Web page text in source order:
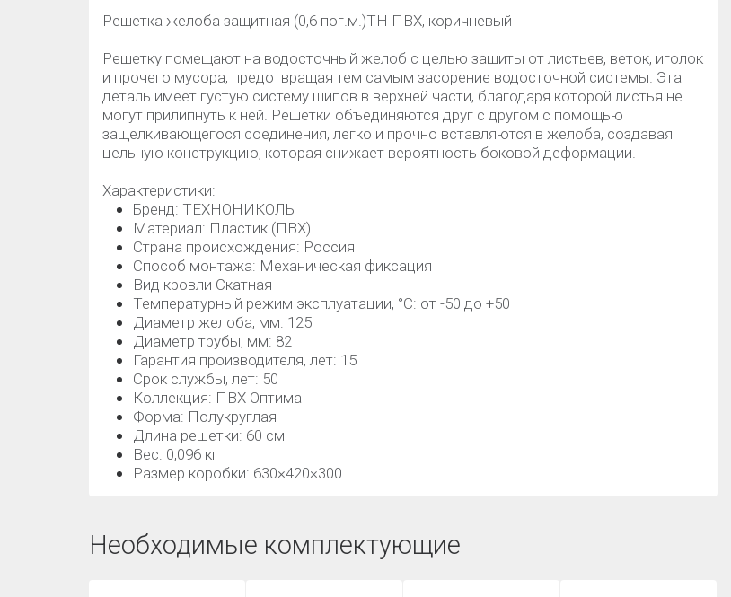
Решетка желоба защитная (0,6 пог.м.)ТН ПВХ, коричневый
Решетку помещают на водосточный желоб с целью защиты от листьев, веток, иголок
и прочего мусора, предотвращая тем самым засорение водосточной системы. Эта
деталь имеет густую систему шипов в верхней части, благодаря которой листья не
могут прилипнуть к ней. Решетки объединяются друг с другом с помощью
защелкивающегося соединения, легко и прочно вставляются в желоба, создавая
цельную конструкцию, которая снижает вероятность боковой деформации.
Характеристики:
Бренд: ТЕХНОНИКОЛЬ
Материал: Пластик (ПВХ)
Страна происхождения: Россия
Способ монтажа: Механическая фиксация
Вид кровли Скатная
Температурный режим эксплуатации, °C: от -50 до +50
Диаметр желоба, мм: 125
Диаметр трубы, мм: 82
Гарантия производителя, лет: 15
Срок службы, лет: 50
Коллекция: ПВХ Оптима
Форма: Полукруглая
Длина решетки: 60 см
Вес: 0,096 кг
Размер коробки: 630×420×300
Необходимые комплектующие